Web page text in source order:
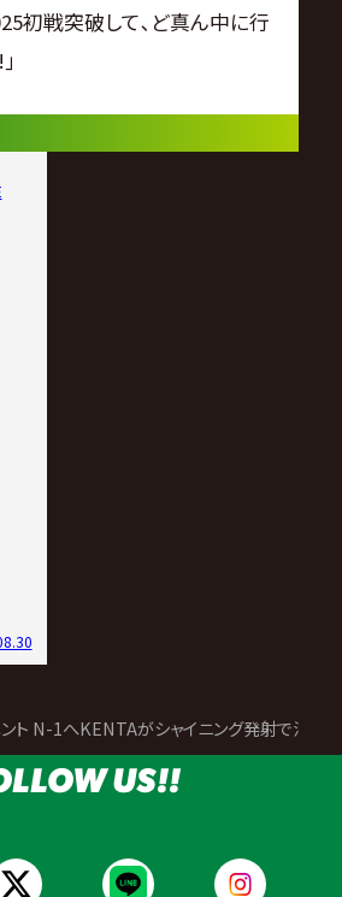
初戦突破して､ど真ん中に行
N-1へKENTAがシャイニング発射で清宮徹
US!!